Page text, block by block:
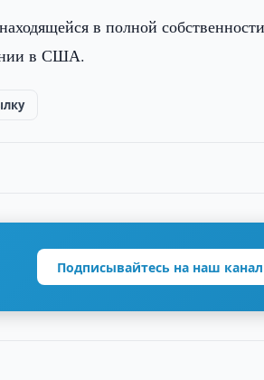
в полной
в США.
Подписывайтесь на наш канал